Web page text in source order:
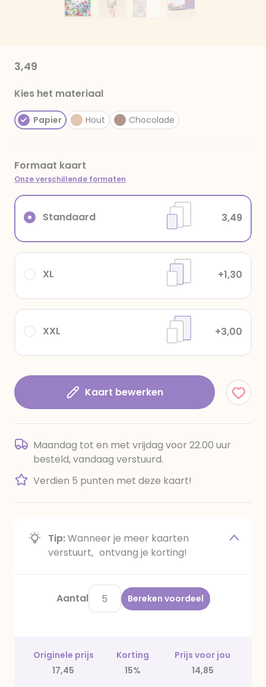
3,49
Kies het materiaal
Papier Hout Chocolade
Formaat kaart
Onze verschillende formaten
XXL +3,00
XL +1,30
Standaard 3,49
Kaart bewerken
Maandag tot en met vrijdag voor 22.00 uur
besteld, vandaag verstuurd.
Verdien 5 punten met deze kaart!
Tip:Wanneer je meer kaarten
verstuurt, ontvang je korting!
Aantal Bereken voordeel
Originele prijs Korting
Prijs voor jou
17,45
15% 14,85